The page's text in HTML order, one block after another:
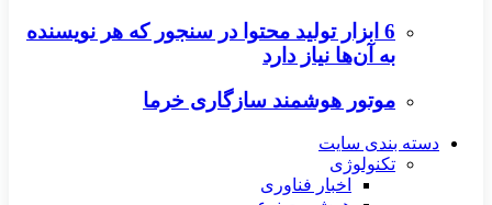
6 ابزار تولید محتوا در سنجور که هر نویسنده
به آن‌ها نیاز دارد
موتور هوشمند سازگاری خرما
دسته بندی سایت
تکنولوژی
اخبار فناوری